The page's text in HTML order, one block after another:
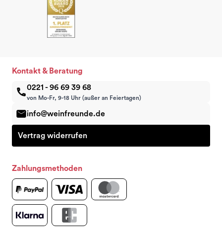
Kontakt & Beratung
0221 - 96 69 39 68
von Mo-Fr, 9-18 Uhr (außer an Feiertagen)
info@weinfreunde.de
Vertrag widerrufen
Zahlungsmethoden